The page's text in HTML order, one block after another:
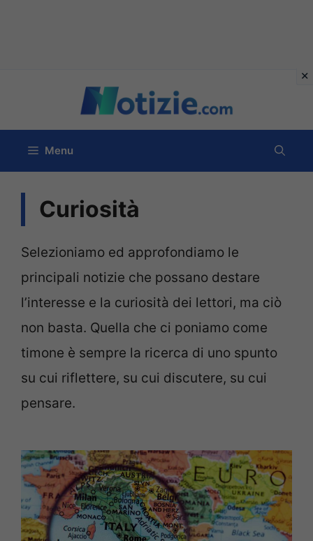
contenuto
Menu
Curiosità
Selezioniamo ed approfondiamo le
principali notizie che possano destare
l’interesse e la curiosità dei lettori, ma ciò
non basta. Quella che ci poniamo come
timone è sempre la ricerca di uno spunto
su cui riflettere, su cui discutere, su cui
pensare.